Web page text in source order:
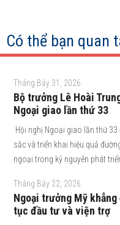
Có thể bạn quan
Tháng Bảy 31, 2026
Bộ trưởng Lê Hoài
Ngoại giao lần thứ 33
Hội nghị Ngoại giao lần thứ
sắc và triển khai hiệu quả
ngoại trong kỷ nguyên phát
Tháng Bảy 22, 2026
Ngoại trưởng Mỹ
tục đầu tư và viện trợ